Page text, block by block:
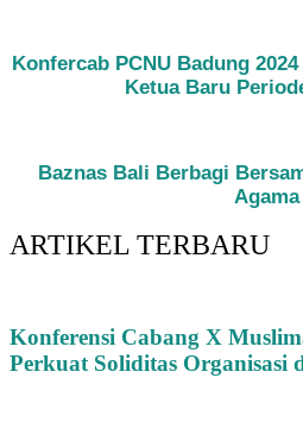
Konfercab PCNU Badung
Ketua Baru
Baznas Bali Berbagi
Agama
ARTIKEL TERBARU
Konferensi Cabang X
Perkuat Soliditas Organisasi